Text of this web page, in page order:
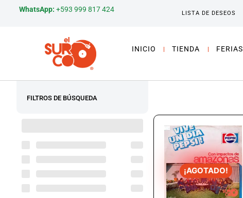
WhatsApp: +593 999 817 424 LISTA DE DESEOS
INICIO TIENDA FERIAS
FILTROS DE BÚSQUEDA
¡AGOTADO!